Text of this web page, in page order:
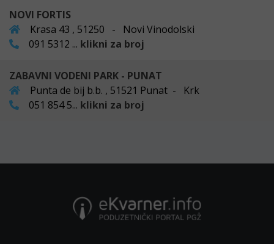
NOVI FORTIS
Krasa 43 , 51250 - Novi Vinodolski
091 5312 ... klikni za broj
ZABAVNI VODENI PARK - PUNAT
Punta de bij b.b. , 51521 Punat - Krk
051 854 5... klikni za broj